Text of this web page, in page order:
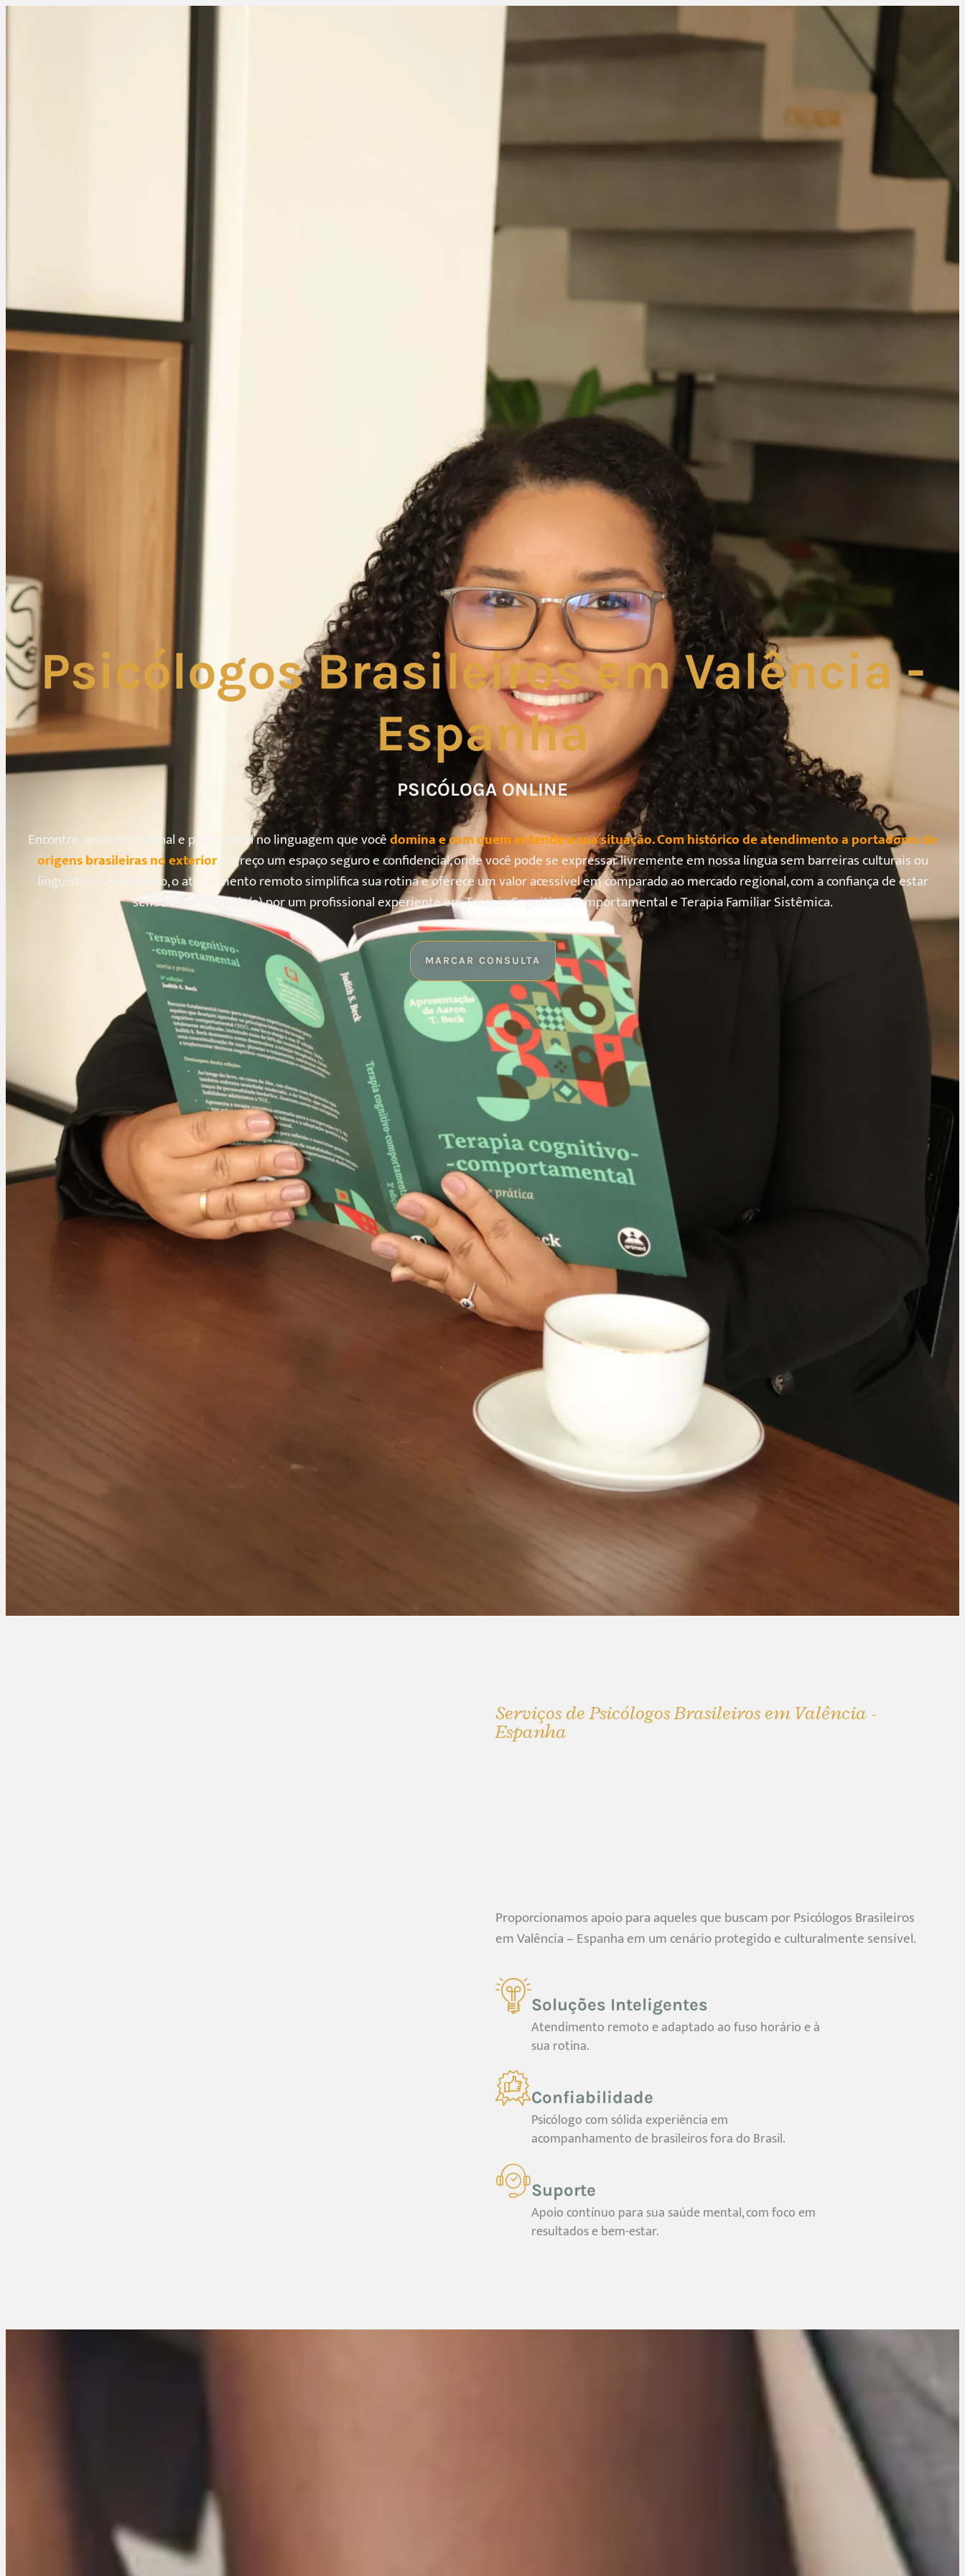
Psicólogos Brasileiros em Valência -
Espanha
PSICÓLOGA ONLINE
Encontre apoio emocional e profissional no linguagem que vocêdomina e com quem entende a sua situação. Com histórico de atendimento a portadores de
origens brasileiras no exterior, ofereço um espaço seguro e confidencial, onde você pode se expressar livremente em nossa língua sem barreiras culturais ou
linguísticas. Além disso, o atendimento remoto simplifica sua rotina e oferece um valor acessível em comparado ao mercado regional, com a confiança de estar
sendo bem recebido(a) por um profissional experiente em Terapia Cognitivo-Comportamental e Terapia Familiar Sistêmica.
MARCAR CONSULTA
Serviços de Psicólogos Brasileiros em Valência -
Espanha
Proporcionamos apoio para aqueles que buscam por Psicólogos Brasileiros
em Valência – Espanha em um cenário protegido e culturalmente sensível.
Soluções Inteligentes
Atendimento remoto e adaptado ao fuso horário e à
sua rotina.
Confiabilidade
Psicólogo com sólida experiência em
acompanhamento de brasileiros fora do Brasil.
Suporte
Apoio contínuo para sua saúde mental, com foco em
resultados e bem-estar.